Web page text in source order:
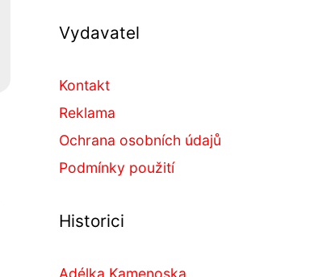
Vydavatel
Kontakt
Reklama
Ochrana osobních údajů
Podmínky použití
Historici
Adélka Kamenoska